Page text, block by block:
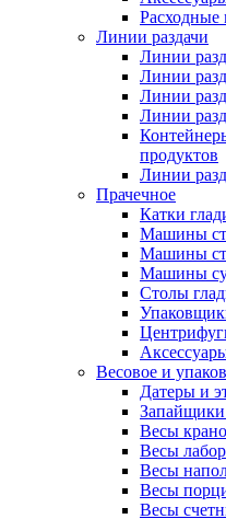
Расходные
Линии раздачи
Линии
Линии
Линии
Линии
продуктов
Линии
Прачечное
Катки
Машины
Машины
Машины
Столы
Весовое и
Датеры и
Запайщики
Весы
Весы
Весы
Весы
Весы